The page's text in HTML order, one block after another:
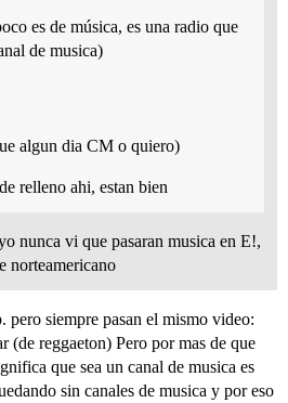
es de música, es una radio que
de musica)
algun dia CM o quiero)
relleno ahi, estan bien
nunca vi que pasaran musica en E!,
norteamericano
siempre pasan el mismo video:
(de reggaeton) Pero por mas de que
que sea un canal de musica es
sin canales de musica y por eso